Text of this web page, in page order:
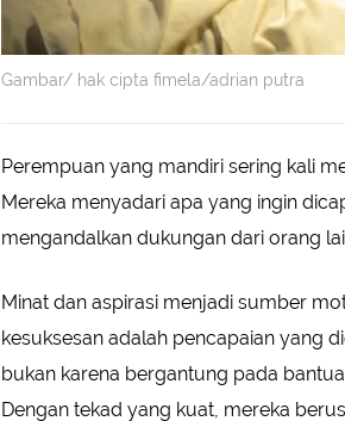
Gambar/ hak cipta fimela/adrian putra
Perempuan yang mandiri sering kali
Mereka menyadari apa yang ingin
mengandalkan dukungan dari orang
Minat dan aspirasi menjadi sumber
kesuksesan adalah pencapaian yang
bukan karena bergantung pada
Dengan tekad yang kuat, mereka